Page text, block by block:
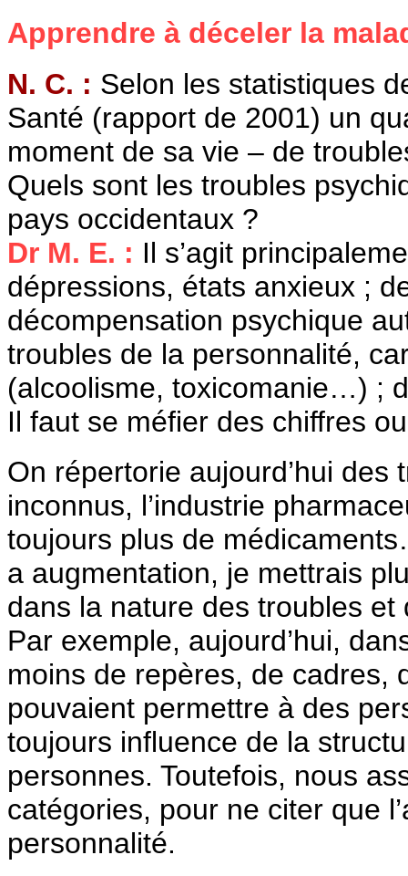
Apprendre à déceler la
N. C. : Selon les statistiques
Santé (rapport de 2001) un
moment de sa vie – de
Quels sont les troubles
pays occidentaux ?
Dr M. E. : Il s’agit
dépressions, états anxieux ;
décompensation psychique
troubles de la personnalité,
(alcoolisme, toxicomanie…) ;
Il faut se méfier des chiffres
On répertorie aujourd’hui des
inconnus, l’industrie
toujours plus de
a augmentation, je mettrais
dans la nature des troubles
Par exemple, aujourd’hui,
moins de repères, de cadres,
pouvaient permettre à des
toujours influence de la
personnes. Toutefois, nous
catégories, pour ne citer que
personnalité.